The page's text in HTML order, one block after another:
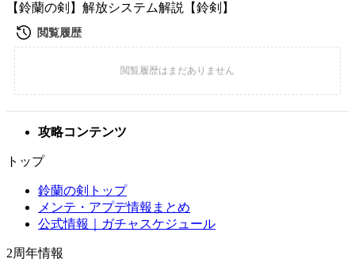
【鈴蘭の剣】解放システム解説【鈴剣】
攻略コンテンツ
トップ
鈴蘭の剣トップ
メンテ・アプデ情報まとめ
公式情報｜ガチャスケジュール
2周年情報